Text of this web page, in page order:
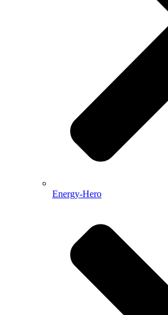
Energy-Hero